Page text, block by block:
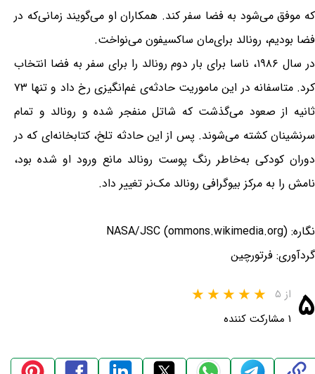
که موفق می‌شود به فضا سفر کند. همکاران او می‌گویند زمانی‌که در
فضا بودیم، رونالد برای‌مان ساکسیفون می‌نواخت.
در سال ۱۹۸۶، ناسا برای بار دوم رونالد را برای سفر به فضا انتخاب
کرد. متاسفانه در این ماموریت حادثه‌ی غم‌انگیزی رخ داد و تنها ۷۳
ثانیه از صعود می‌گذشت که شاتل منفجر شده و رونالد و تمام
سرنشینان کشته می‌شوند. پس از این حادثه تلخ، کتابخانه‌ای که در
دوران کودکی به‌خاطر رنگ پوست رونالد مانع ورود او شده بود،
نامش را به مرکز بیوگرافی رونالد مک‌نر تغییر داد.
نگاره: NASA/JSC (ommons.wikimedia.org)
گردآوری: فرتورچین
۵ از ۵
۱ مشارکت کننده